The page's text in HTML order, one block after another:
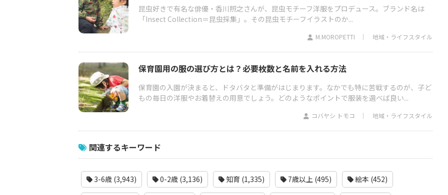
昆虫好きで有名な俳優・香川照之さんが、昆虫モチーフ洋服をプロデュース。ブランド名は
「Insect Collection＝昆虫採集」。その昆虫モチーフイラストのか...
M.MOROPETTI 地域・ライフスタイル
保育園用の服の選び方とは？必要枚数と名前を入れる方法
保育園の入園が決まると、ドタバタと準備がはじまります。なかでも特に苦戦するのが、子ど
もの毎日の洋服やお着替えの用意でしょう。どのようなポイントで服装を選べば良い...
コバヤシ トモコ 地域・ライフスタイル
関連するキーワード
3-6歳 (3,943) 0-2歳 (3,136) 知育 (1,335) 7歳以上 (495) 絵本 (452)